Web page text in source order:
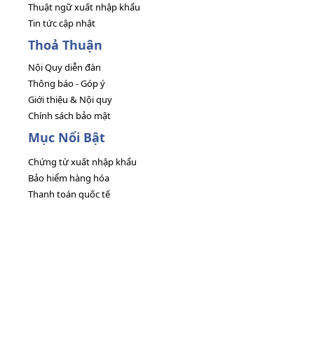
Thuật ngữ xuất nhập khẩu
Tin tức cập nhật
Thoả Thuận
Nội Quy diễn đàn
Thông báo - Góp ý
Giới thiệu & Nội quy
Chính sách bảo mật
Mục Nổi Bật
Chứng từ xuất nhập khẩu
Bảo hiểm hàng hóa
Thanh toán quốc tế